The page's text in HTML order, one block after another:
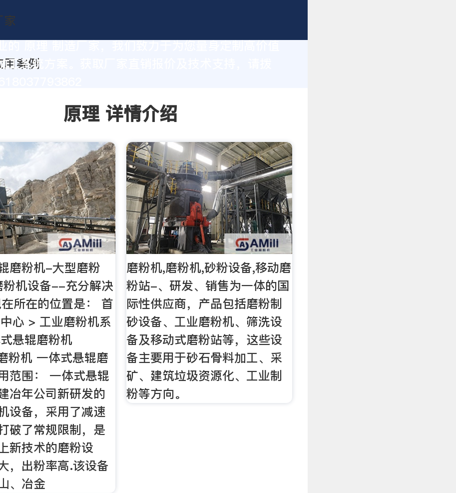
工系统方案。获取厂家直销报价及技术支持，请拨
原理 详情介绍
磨粉机-大型磨粉
粉机设备--充分解决
所在的位置是： 首
心 > 工业磨粉机系
悬辊磨粉机
粉机 一体式悬辊磨
范围： 一体式悬辊
冶年公司新研发的
设备，采用了减速
破了常规限制，是
新技术的磨粉设
，出粉率高.该设备
、冶金
磨粉机,磨粉机,砂粉设备,移动磨
粉站-、研发、销售为一体的国
际性供应商，产品包括磨粉制
砂设备、工业磨粉机、筛洗设
备及移动式磨粉站等，这些设
备主要用于砂石骨料加工、采
矿、建筑垃圾资源化、工业制
粉等方向。